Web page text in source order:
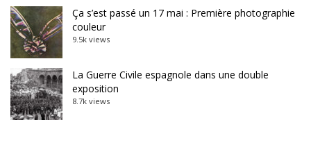
Ça s’est passé un 17 mai : Première photographie
couleur
9.5k views
La Guerre Civile espagnole dans une double
exposition
8.7k views